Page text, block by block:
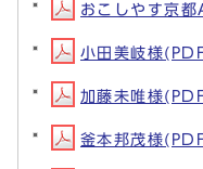
おこしやす京
小田美岐様
加藤未唯様
釜本邦茂様